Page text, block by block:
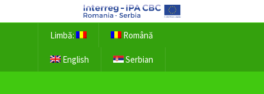
Limbă: Română
English Serbian